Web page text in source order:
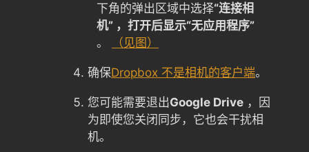
下角的弹出区域中选择“连接相
机” ，打开后显示“无应用程序”
。
（见图）
确保Dropbox 不是相机的客户端。
您可能需要退出Google Drive ，因
为即使您关闭同步，它也会干扰相
机。